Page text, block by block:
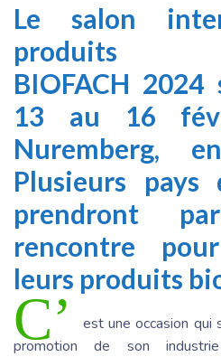
Le salon
produits
BIOFACH 2024
13 au 16
Nuremberg,
Plusieurs
prendront
rencontre
leurs produits
C’
est une occasion qui
promotion de son